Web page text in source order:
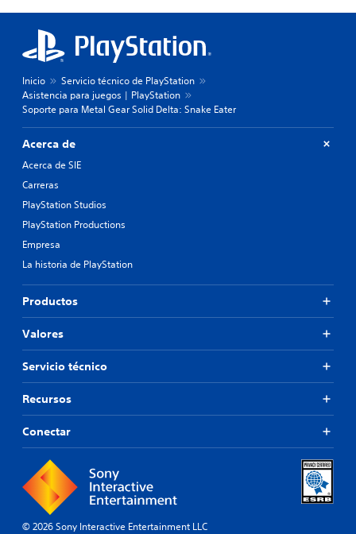
Inicio
Servicio técnico de PlayStation
Asistencia para juegos | PlayStation
Soporte para Metal Gear Solid Delta: Snake Eater
Acerca de
Acerca de SIE
Carreras
PlayStation Studios
PlayStation Productions
Empresa
La historia de PlayStation
Productos
Valores
Servicio técnico
Recursos
Conectar
© 2026 Sony Interactive Entertainment LLC